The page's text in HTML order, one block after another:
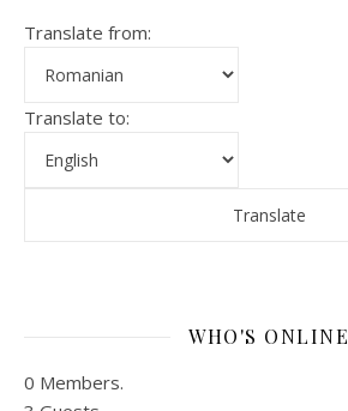
Translate from:
Translate to:
WHO'S ONLINE
0 Members.